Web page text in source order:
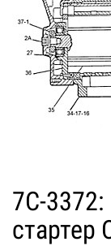
7C-
стартер